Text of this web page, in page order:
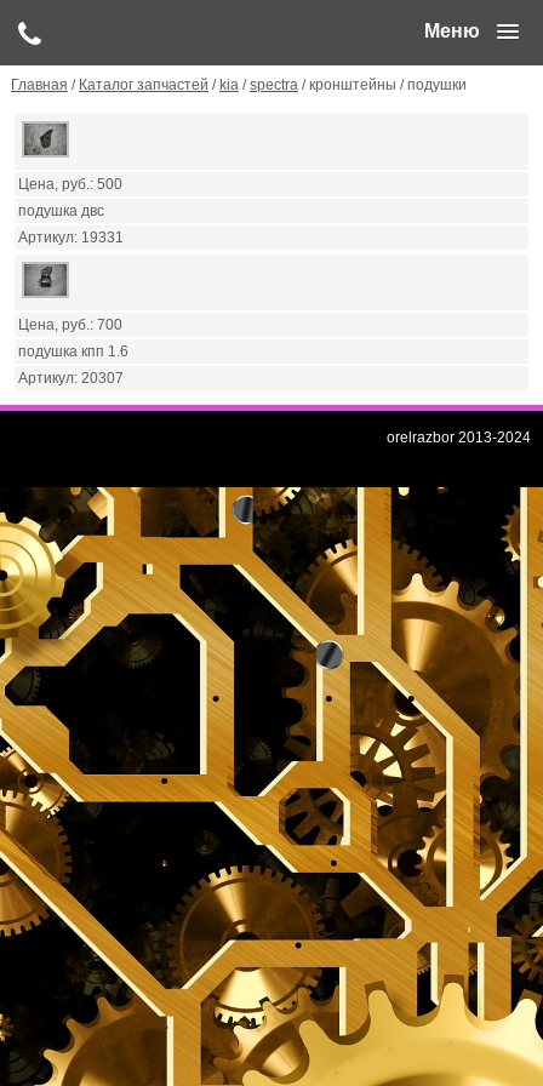
Меню
Главная / Каталог запчастей / kia/spectra/ кронштейны / подушки
500
подушка двс
19331
700
подушка кпп 1.6
20307
orelrazbor 2013-2024